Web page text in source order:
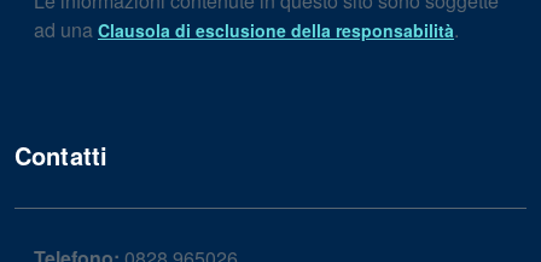
ad una Clausola di esclusione della responsabilità.
Contatti